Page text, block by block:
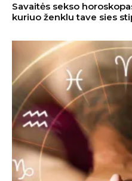
Savaitės sekso
kuriuo ženklu tave sies